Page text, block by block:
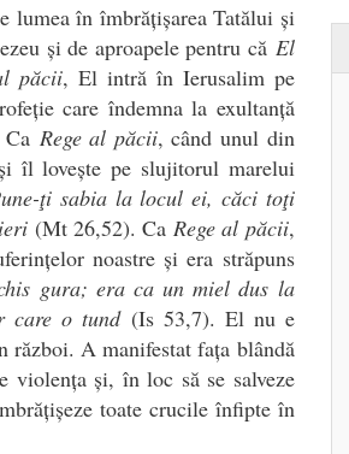
lumea în îmbrățișarea Tatălui și
și de aproapele pentru că El
păcii, El intră în Ierusalim pe
care îndemna la exultanță
Rege al păcii, când unul din
îl lovește pe slujitorul marelui
ţi sabia la locul ei, căci toţi
(Mt 26,52). Ca Rege al păcii,
noastre și era străpuns
gura; era ca un miel dus la
care o tund (Is 53,7). El nu e
război. A manifestat fața blândă
violența și, în loc să se salveze
toate crucile înfipte în